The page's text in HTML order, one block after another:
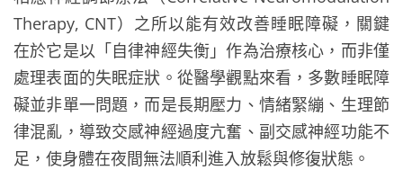
Therapy, CNT）之所以能有效改善睡眠障礙，關鍵
在於它是以「自律神經失衡」作為治療核心，而非僅
處理表面的失眠症狀。從醫學觀點來看，多數睡眠障
礙並非單一問題，而是長期壓力、情緒緊繃、生理節
律混亂，導致交感神經過度亢奮、副交感神經功能不
足，使身體在夜間無法順利進入放鬆與修復狀態。